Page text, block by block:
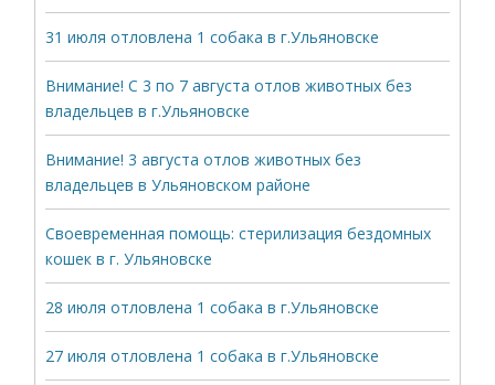
31 июля отловлена 1 собака в г.Ульяновске
Внимание! С 3 по 7 августа отлов животных без
владельцев в г.Ульяновске
Внимание! 3 августа отлов животных без
владельцев в Ульяновском районе
Своевременная помощь: стерилизация бездомных
кошек в г. Ульяновске
28 июля отловлена 1 собака в г.Ульяновске
27 июля отловлена 1 собака в г.Ульяновске